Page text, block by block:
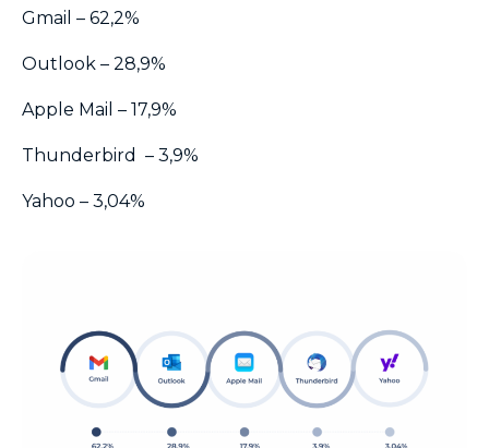
Gmail – 62,2%
Outlook – 28,9%
Apple Mail – 17,9%
Thunderbird – 3,9%
Yahoo – 3,04%